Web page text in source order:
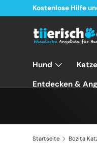
Direkt zum
Kostenlose Hilfe
Hund Katze
Entdecken &
Startseite Bozita